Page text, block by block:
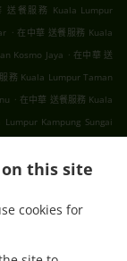
this site
cookies for
送餐服務 Kuala Lumpur
. 在中華 送餐服務 Kuala
Kosmo Jaya . 在中華 送
務 Kuala Lumpur Taman
. 在中華 送餐服務 Kuala
Kampung Sungai
坡 甲洞 . 在中華 送餐服務
洞中央花园 . 在中華 送餐
在中華 送餐服務 Puchong